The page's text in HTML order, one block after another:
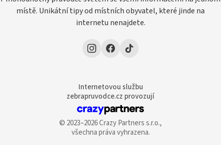
místě. Unikátní tipy od místních obyvatel, které jinde na
internetu nenajdete.
Internetovou službu
zebrapruvodce.cz provozují
© 2023–2026 Crazy Partners s.r.o.,
všechna práva vyhrazena.